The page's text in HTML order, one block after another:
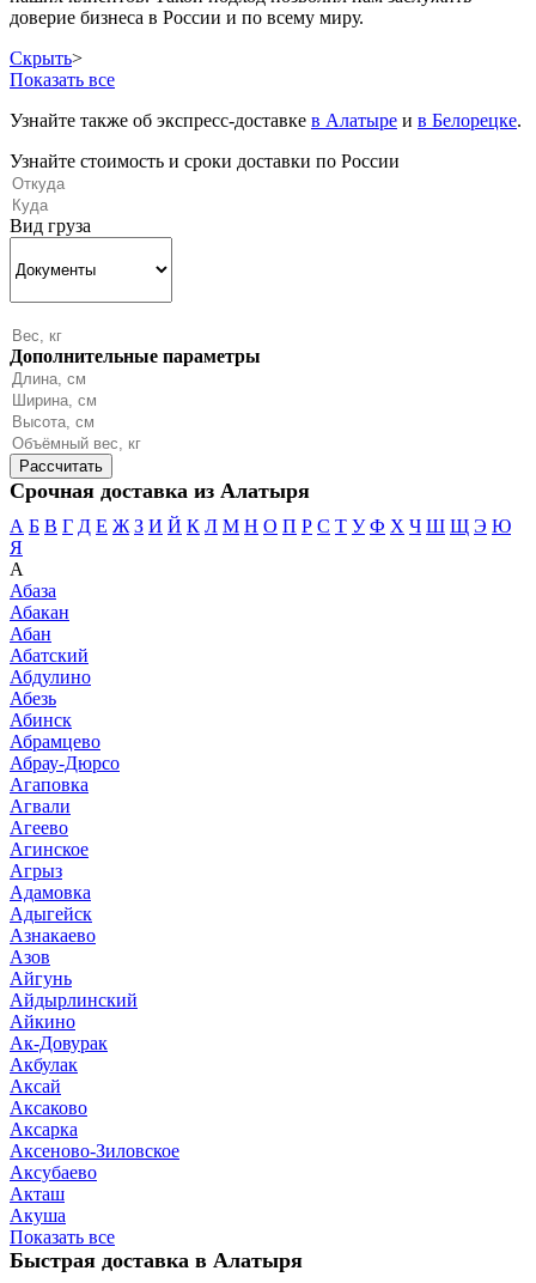
доверие бизнеса в России и по всему миру.
Скрыть>
Показать все
Узнайте также об экспресс-доставке в Алатыре и в Белорецке.
Узнайте стоимость и сроки доставки по России
Вид груза
Дополнительные параметры
Срочная доставка из Алатыря
А Б В Г Д Е Ж З И Й К Л М Н О П Р С Т У Ф Х Ч Ш Щ Э Ю
Я
А
Абаза
Абакан
Абан
Абатский
Абдулино
Абезь
Абинск
Абрамцево
Абрау-Дюрсо
Агаповка
Агвали
Агеево
Агинское
Агрыз
Адамовка
Адыгейск
Азнакаево
Азов
Айгунь
Айдырлинский
Айкино
Ак-Довурак
Акбулак
Аксай
Аксаково
Аксарка
Аксеново-Зиловское
Аксубаево
Акташ
Акуша
Показать все
Быстрая доставка в Алатыря